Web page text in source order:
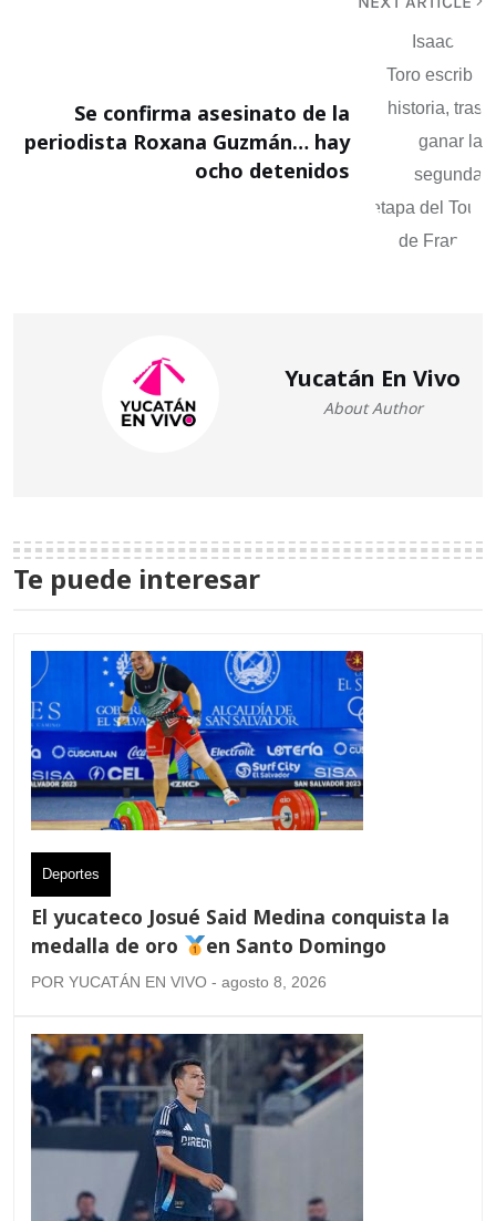
Se confirma asesinato de la
periodista Roxana Guzmán… hay
ocho detenidos
Yucatán En Vivo
About Author
Te puede interesar
Deportes
El yucateco Josué Said Medina conquista la
medalla de oro
en Santo Domingo
POR YUCATÁN EN VIVO - agosto 8, 2026